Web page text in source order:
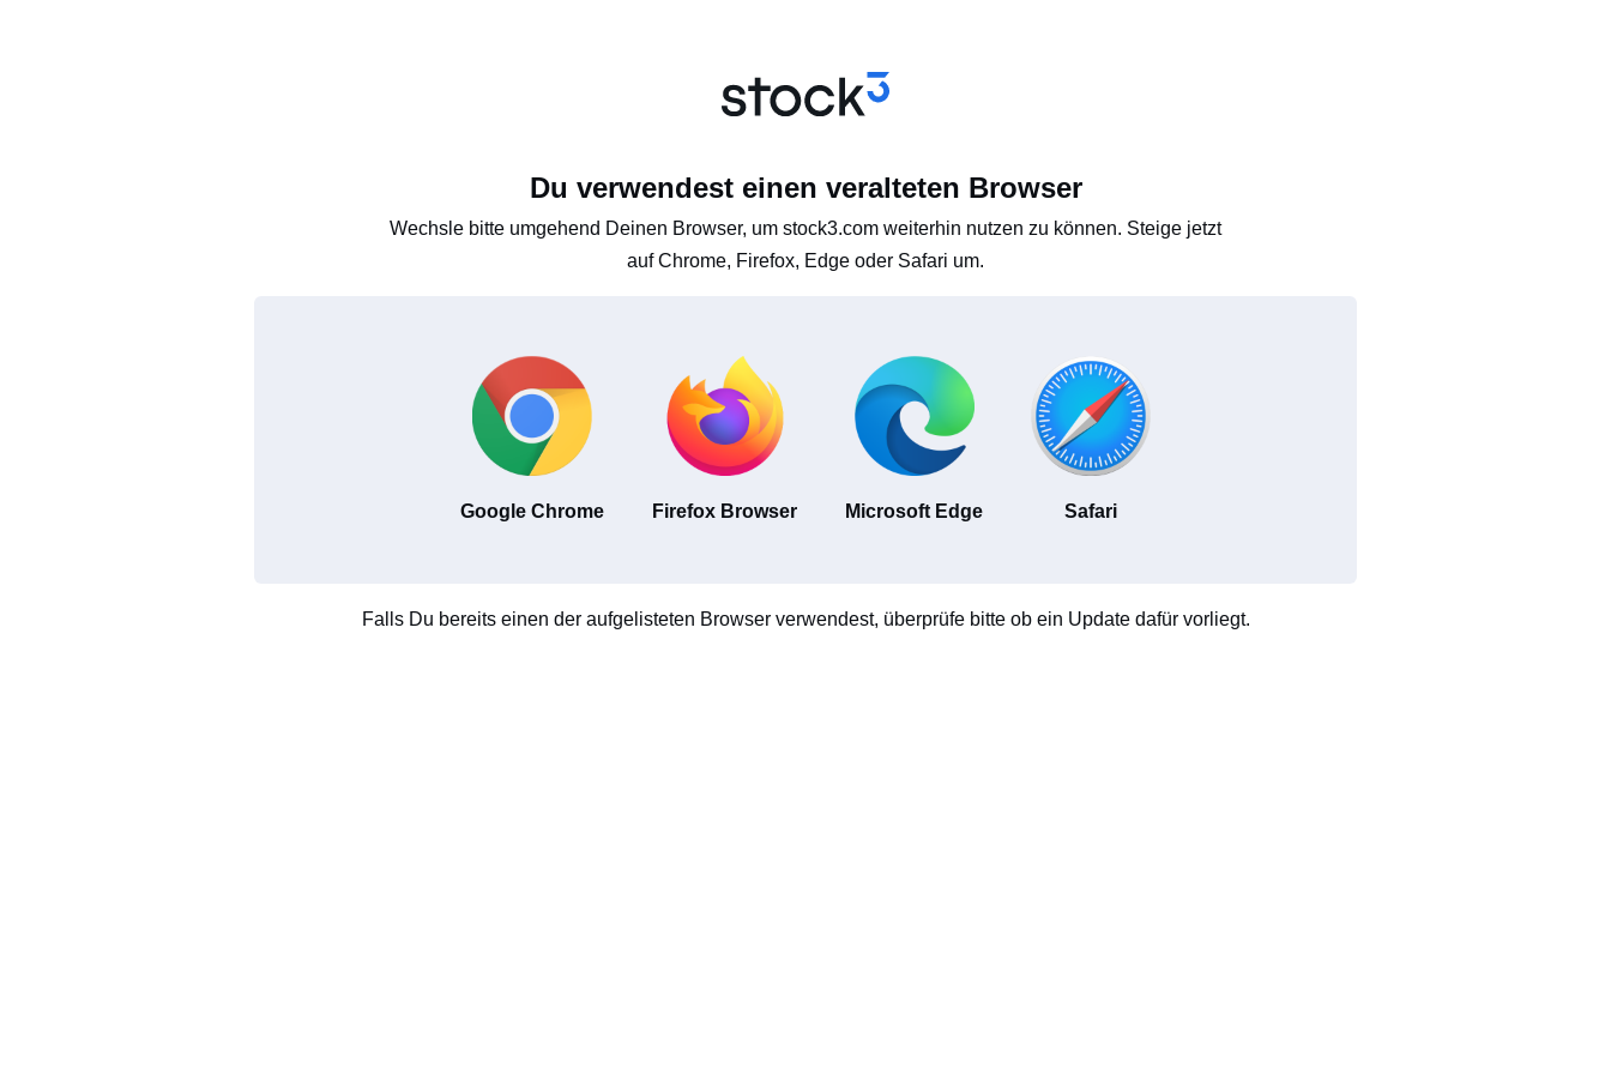
Du verwendest einen veralteten Browser
Wechsle bitte umgehend Deinen Browser, um stock3.com weiterhin nutzen zu können. Steige jetzt
auf Chrome, Firefox, Edge oder Safari um.
Google Chrome Firefox Browser Microsoft Edge Safari
Falls Du bereits einen der aufgelisteten Browser verwendest, überprüfe bitte ob ein Update dafür vorliegt.